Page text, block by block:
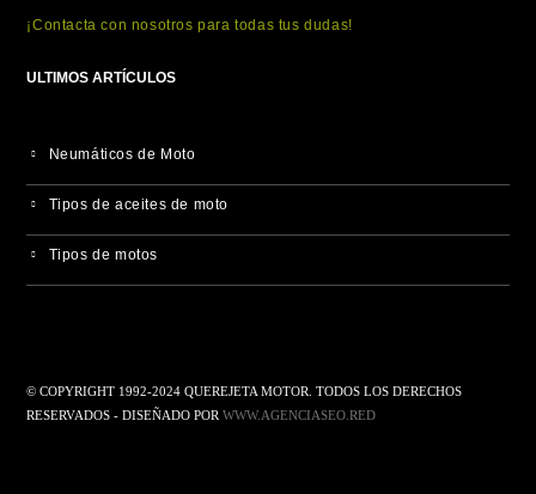
¡Contacta con nosotros para todas tus dudas!
ULTIMOS ARTÍCULOS
Neumáticos de Moto
Tipos de aceites de moto
Tipos de motos
© COPYRIGHT 1992-2024 QUEREJETA MOTOR. TODOS LOS DERECHOS
RESERVADOS - DISEÑADO PORWWW.AGENCIASEO.RED